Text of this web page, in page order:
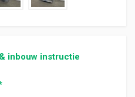
inbouw instructie